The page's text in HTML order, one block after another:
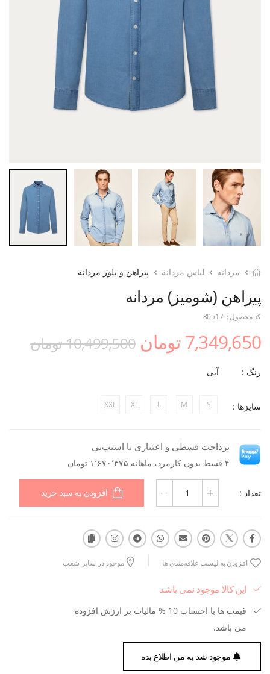
مردانه لباس مردانه پیراهن و بلوز مردانه
پیراهن (شومیز) مردانه
کد محصول : 80517
7,349,650 تومان 10,499,500 تومان
رنگ : آبی
سایزها : S
M
L
XL
XXL
پرداخت قسطی و اعتباری با اسنپ‌پی
۴ قسط بدون کارمزد، ماهانه ۱٬۶۷۰٬۳۷۵ تومان
تعداد : افزودن به سبد خرید
افزودن به لیست علاقه‌مندی ها موجود در سایر شعب
این کالا موجود نمی باشد
قیمت ها با احتساب 10 % مالیات بر ارزش افزوده
می باشد.
موجود شد به من اطلاع بده